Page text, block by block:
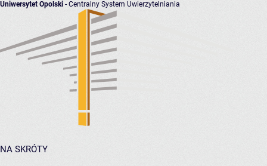
Uniwersytet Opolski - Centralny System Uwierzytelniania
NA SKRÓTY